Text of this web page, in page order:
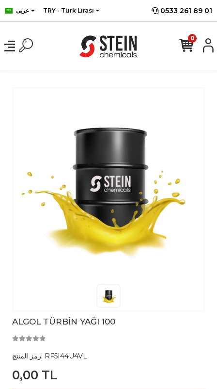
عربى TRY - Türk Lirası 0533 261 89 01
0
ALGOL TÜRBİN YAĞI 100
رمز المنتج: RF5I44U4VL
0,00 TL